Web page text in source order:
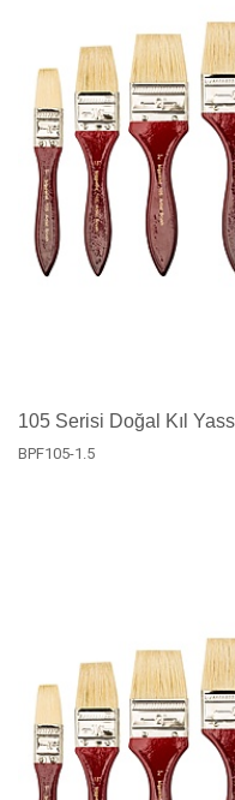
105 Serisi Doğal Kıl
BPF105-1.5